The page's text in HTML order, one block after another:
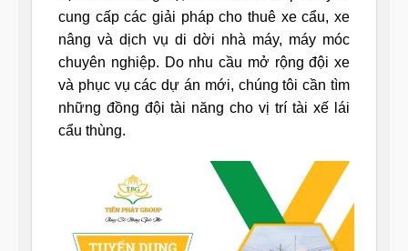
cung cấp các giải pháp cho thuê xe cẩu, xe
nâng và dịch vụ di dời nhà máy, máy móc
chuyên nghiệp. Do nhu cầu mở rộng đội xe
và phục vụ các dự án mới, chúng tôi cần tìm
những đồng đội tài năng cho vị trí tài xế lái
cẩu thùng.